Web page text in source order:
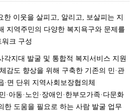
한 이웃을 살피고, 알리고, 보살피는 지
지역주민의 다양한 복지욕구와 문제를
크 구성
각지대 발굴 및 통합적 복지서비스 지원
감도 향상을 위해 구축한 기존의 민·관
면 단위 지역사회보장협의체
아동·노인·장애인·한부모가족·다문화
한 도움을 필요로 하는 사람 발굴 업무